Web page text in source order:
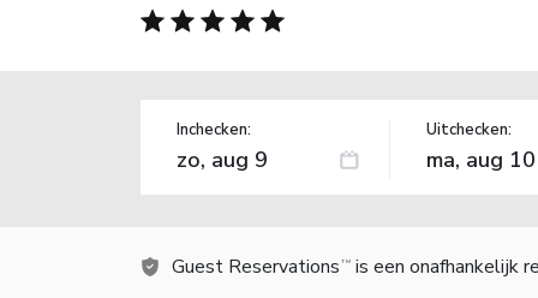
Inchecken: Uitchecken:
Guest Reservations TM is een onafhankelijk